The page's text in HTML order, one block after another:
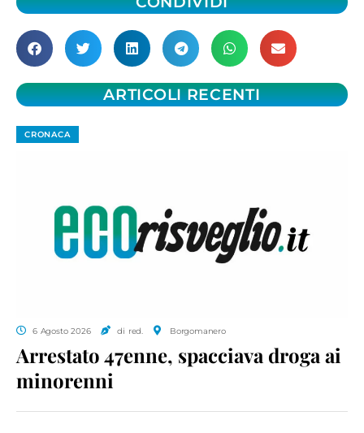
ARTICOLI RECENTI
CRONACA
6 Agosto 2026 di red. Borgomanero
Arrestato 47enne, spacciava droga ai
minorenni